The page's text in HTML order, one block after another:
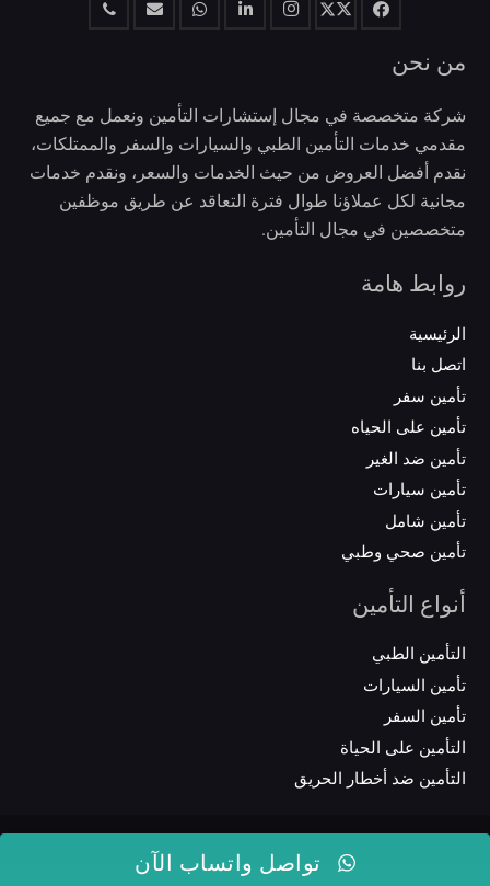
من نحن
شركة متخصصة في مجال إستشارات التأمين ونعمل مع جميع
مقدمي خدمات التأمين الطبي والسيارات والسفر والممتلكات،
نقدم أفضل العروض من حيث الخدمات والسعر، ونقدم خدمات
مجانية لكل عملاؤنا طوال فترة التعاقد عن طريق موظفين
متخصصين في مجال التأمين.
روابط هامة
الرئيسية
اتصل بنا
تأمين سفر
تأمين على الحياه
تأمين ضد الغير
تأمين سيارات
تأمين شامل
تأمين صحي وطبي
أنواع التأمين
التأمين الطبي
تأمين السيارات
تأمين السفر
التأمين على الحياة
التأمين ضد أخطار الحريق
تواصل واتساب الآن